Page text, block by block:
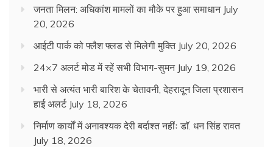
जनता मिलन: अधिकांश मामलों का मौके पर हुआ समाधान July
20, 2026
आईटी पार्क को फ्लैश फ्लड से मिलेगी मुक्ति July 20, 2026
24×7 अलर्ट मोड में रहें सभी विभाग-सुमन July 19, 2026
भारी से अत्यंत भारी बारिश के चेतावनी, देहरादून जिला प्रशासन
हाई अलर्ट July 18, 2026
निर्माण कार्यों में अनावश्यक देरी बर्दाश्त नहींः डाॅ. धन सिंह रावत
July 18, 2026